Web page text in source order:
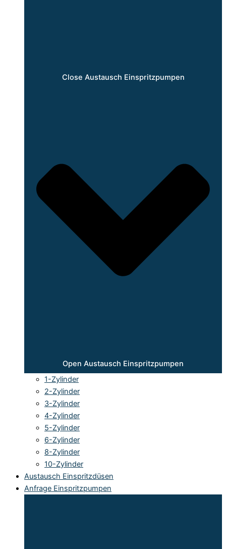
Close Austausch Einspritzpumpen
Open Austausch Einspritzpumpen
1-Zylinder
2-Zylinder
3-Zylinder
4-Zylinder
5-Zylinder
6-Zylinder
8-Zylinder
10-Zylinder
Austausch Einspritzdüsen
Anfrage Einspritzpumpen